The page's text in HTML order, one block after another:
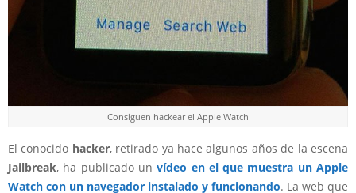
Consiguen hackear el Apple Watch
El conocido hacker, retirado ya hace algunos años de la escena
Jailbreak, ha publicado unvídeo en el que muestra un Apple
Watch con un navegador instalado y funcionando. La web que